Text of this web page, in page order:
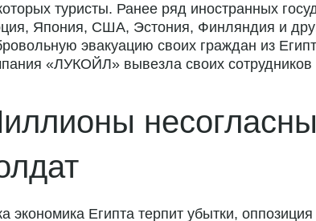
туристы. Ранее ряд иностранных
Япония, США, Эстония, Финляндия и
эвакуацию своих граждан из
«ЛУКОЙЛ» вывезла своих сотрудников
экономика Египта терпит убытки, оппозиция